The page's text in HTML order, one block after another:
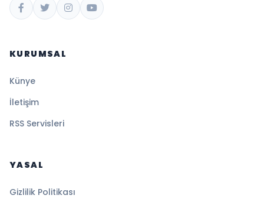
KURUMSAL
Künye
İletişim
RSS Servisleri
YASAL
Gizlilik Politikası